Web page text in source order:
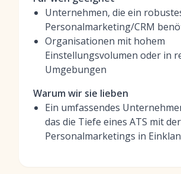
Unternehmen, die ein
Personalmarketing/CRM
Organisationen mit hohem
Einstellungsvolumen oder in
Umgebungen
Warum wir sie lieben
Ein umfassendes
das die Tiefe eines ATS mit
Personalmarketings in